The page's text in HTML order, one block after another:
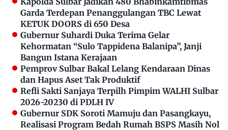
Garda Terdepan Penanggulangan TBC Lewat
KETUK DOORS di 650 Desa
Gubernur Suhardi Duka Terima Gelar
Kehormatan “Sulo Tappidena Balanipa”, Janji
Bangun Istana Kerajaan
Pemprov Sulbar Bakal Lelang Kendaraan Dinas
dan Hapus Aset Tak Produktif
Refli Sakti Sanjaya Terpilh Pimpim WALHI Sulbar
2026-20230 di PDLH IV
Gubernur SDK Soroti Mamuju dan Pasangkayu,
Realisasi Program Bedah Rumah BSPS Masih Nol